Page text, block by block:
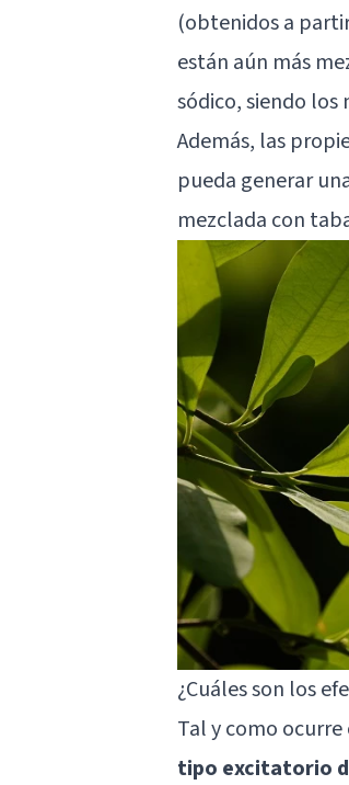
(obtenidos a
están aún más
sódico, siendo
Además, las
pueda generar
mezclada con
¿Cuáles son los
Tal y como
tipo excitatorio